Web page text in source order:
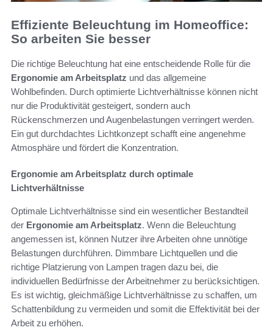
Effiziente Beleuchtung im Homeoffice:
So arbeiten Sie besser
Die richtige Beleuchtung hat eine entscheidende Rolle für die
Ergonomie am Arbeitsplatz und das allgemeine
Wohlbefinden. Durch optimierte Lichtverhältnisse können nicht
nur die Produktivität gesteigert, sondern auch
Rückenschmerzen und Augenbelastungen verringert werden.
Ein gut durchdachtes Lichtkonzept schafft eine angenehme
Atmosphäre und fördert die Konzentration.
Ergonomie am Arbeitsplatz durch optimale
Lichtverhältnisse
Optimale Lichtverhältnisse sind ein wesentlicher Bestandteil
der Ergonomie am Arbeitsplatz. Wenn die Beleuchtung
angemessen ist, können Nutzer ihre Arbeiten ohne unnötige
Belastungen durchführen. Dimmbare Lichtquellen und die
richtige Platzierung von Lampen tragen dazu bei, die
individuellen Bedürfnisse der Arbeitnehmer zu berücksichtigen.
Es ist wichtig, gleichmäßige Lichtverhältnisse zu schaffen, um
Schattenbildung zu vermeiden und somit die Effektivität bei der
Arbeit zu erhöhen.